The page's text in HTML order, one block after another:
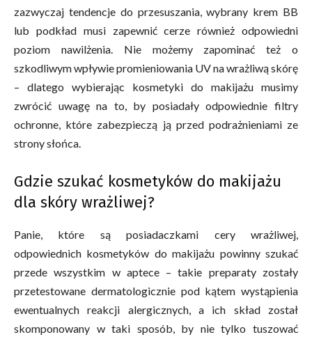
zazwyczaj tendencje do przesuszania, wybrany krem BB
lub podkład musi zapewnić cerze również odpowiedni
poziom nawilżenia. Nie możemy zapominać też o
szkodliwym wpływie promieniowania UV na wrażliwą skórę
– dlatego wybierając kosmetyki do makijażu musimy
zwrócić uwagę na to, by posiadały odpowiednie filtry
ochronne, które zabezpieczą ją przed podrażnieniami ze
strony słońca.
Gdzie szukać kosmetyków do makijażu
dla skóry wrażliwej?
Panie, które są posiadaczkami cery wrażliwej,
odpowiednich kosmetyków do makijażu powinny szukać
przede wszystkim w aptece – takie preparaty zostały
przetestowane dermatologicznie pod kątem wystąpienia
ewentualnych reakcji alergicznych, a ich skład został
skomponowany w taki sposób, by nie tylko tuszować